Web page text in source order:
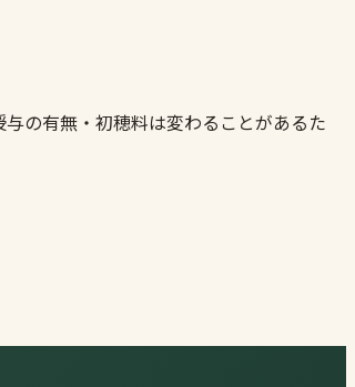
の有無・初穂料は変わることがあるた